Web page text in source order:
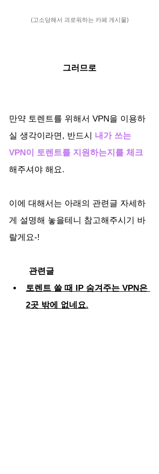
(고소당해서 괴로워하는 카페 게시물)
그러므로
만약 토렌트를 위해서 VPN을 이용하
실 생각이라면, 반드시 내가 쓰는
VPN이 토렌트를 지원하는지를 체크
해주셔야 해요.
이에 대해서는 아래의 관련글 자세하
게 설명해 놓을테니 참고해주시기 바
랄게요-!
관련글
토렌트 쓸 때 IP 숨겨주는 VPN은
2곳 밖에 없네요.